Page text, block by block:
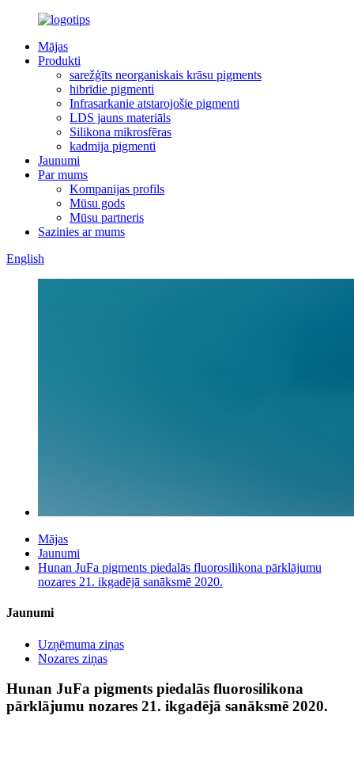
Mājas
Produkti
sarežģīts neorganiskais krāsu pigments
hibrīdie pigmenti
Infrasarkanie atstarojošie pigmenti
LDS jauns materiāls
Silikona mikrosfēras
kadmija pigmenti
Jaunumi
Par mums
Kompanijas profils
Mūsu gods
Mūsu partneris
Sazinies ar mums
English
Mājas
Jaunumi
Hunan JuFa pigments piedalās fluorosilikona pārklājumu
nozares 21. ikgadējā sanāksmē 2020.
Jaunumi
Uzņēmuma ziņas
Nozares ziņas
Hunan JuFa pigments piedalās fluorosilikona
pārklājumu nozares 21. ikgadējā sanāksmē 2020.